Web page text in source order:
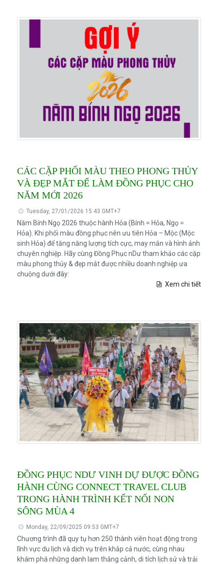
CÁC CẶP PHỐI MÀU THEO PHONG THỦY
VÀ ĐẸP MẮT ĐỂ LÀM ĐỒNG PHỤC CHO
NĂM MỚI 2026
Tuesday, 27/01/2026 15:43 GMT+7
Năm Bính Ngọ 2026 thuộc hành Hỏa (Bính = Hỏa, Ngọ =
Hỏa). Khi phối màu đồng phục nên ưu tiên Hỏa – Mộc (Mộc
sinh Hỏa) để tăng năng lượng tích cực, may mắn và hình ảnh
chuyên nghiệp. Hãy cùng Đồng Phục nDư tham khảo các cặp
màu phong thủy & đẹp mắt được nhiều doanh nghiệp ưa
chuộng dưới đây:
Xem chi tiết
ĐỒNG PHỤC NDƯ VINH DỰ ĐƯỢC ĐỒNG
HÀNH CÙNG CONNECT TRAVEL CLUB
TRONG HÀNH TRÌNH KẾT NỐI NON
SÔNG MÙA 4
Monday, 22/09/2025 09:53 GMT+7
Chương trình đã quy tụ hơn 250 thành viên hoạt động trong
lĩnh vực du lịch và dịch vụ trên khắp cả nước, cùng nhau
khám phá những danh lam thắng cảnh, di tích lịch sử và trải